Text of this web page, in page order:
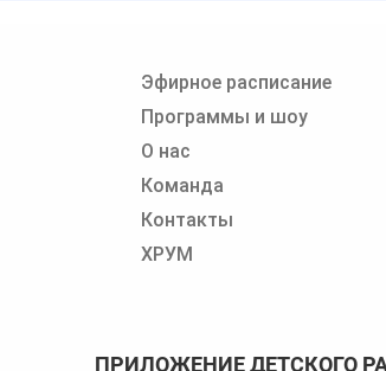
Эфирное расписание
Программы и шоу
О нас
Команда
Контакты
ХРУМ
ПРИЛОЖЕНИЕ ДЕТСКОГО